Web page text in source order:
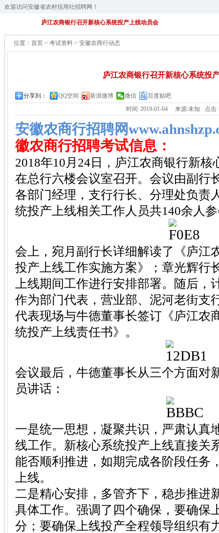
欢迎访问安徽省农村信用社招聘网！
庐江农商银行召开新核心系统投产上线动员会
位置： 首页 > 考试资料 > 安徽农商行动态
庐江农商银行召开新核心系统投
分享到： QQ空间 新浪微博 微信
百度贴吧
时间 2019-01-04 来源:未知 点击:
安徽农商行招聘网
徽农商行招聘考试信息：
2018年10月24日，庐江农商银行新
在总行六楼会议室召开。会议由副行
各部门经理，支行行长、分理处负责
统投产上线相关工作人员共140余人
会上，宛月副行长详细解读了《庐江
投产上线工作实施方案》；章光辉行
上线期间工作进行安排部署。随后，
作为部门代表，营业部、泥河老街支
代表现场与牛德董事长签订《庐江农
统投产上线责任书》。
会议最后，牛德董事长从三个方面对
员讲话：
一是统一思想，凝聚共识，严肃认真
线工作。新核心系统投产上线直接关
能否顺利推进，如期完成各阶段任务
上线。
二是精心安排，多管齐下，稳步推进
具体工作。强调了四个确保，要确保
分；要确保上线投产全程领导组织有